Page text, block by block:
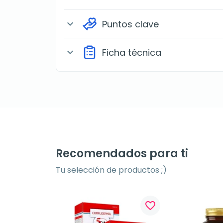
expand_more Puntos clave
expand_more Ficha técnica
Recomendados para ti
Tu selección de productos ;)
favorite_border